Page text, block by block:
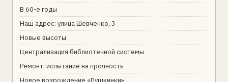
В 60-е годы
Наш адрес: улица Шевченко, 3
Новые высоты
Централизация библиотечной системы
Ремонт: испытание на прочность
Новое возрождение «Пушкинки»